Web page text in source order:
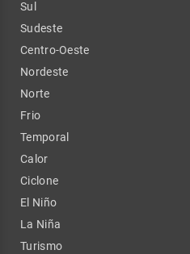
Sul
Sudeste
Centro-Oeste
Nordeste
Norte
Frio
Temporal
Calor
Ciclone
El Niño
La Niña
Turismo